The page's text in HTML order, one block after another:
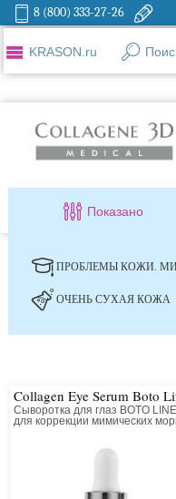
8 (800) 333-27-26
KRASON.ru
Показано
ПРОБЛЕМЫ КОЖИ.
ОЧЕНЬ СУХАЯ КОЖА
Collagen Eye Serum Boto
Сыворотка для глаз BOTO LINE
для коррекции мимических